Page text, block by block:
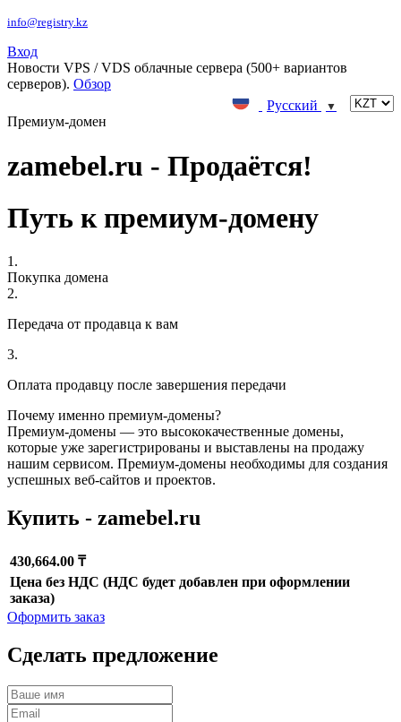
info@registry.kz
Вход
Новости VPS / VDS облачные сервера (500+ вариантов
серверов). Обзор
Русский
▼
Премиум-домен
zamebel.ru - Продаётся!
Путь к премиум-домену
1.
Покупка домена
2.
Передача от продавца к вам
3.
Оплата продавцу после завершения передачи
Почему именно премиум-домены?
Премиум-домены — это высококачественные домены,
которые уже зарегистрированы и выставлены на продажу
нашим сервисом. Премиум-домены необходимы для создания
успешных веб-сайтов и проектов.
Купить - zamebel.ru
430,664.00 ₸
Цена без НДС (НДС будет добавлен при оформлении
заказа)
Оформить заказ
Сделать предложение